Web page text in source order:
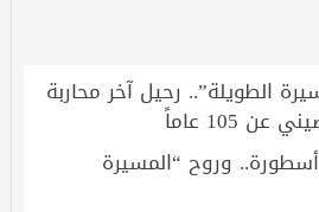
الطويلة”.. رحيل آخر محاربة
105 عاماً
أسطورة.. وروح “المسيرة